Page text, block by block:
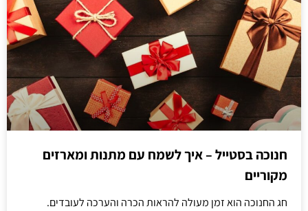
חנוכה בסטייל – איך לשמח עם מתנות ומארזים
מקוריים
חג החנוכה הוא זמן מעולה להראות הכרה והערכה לעובדים.